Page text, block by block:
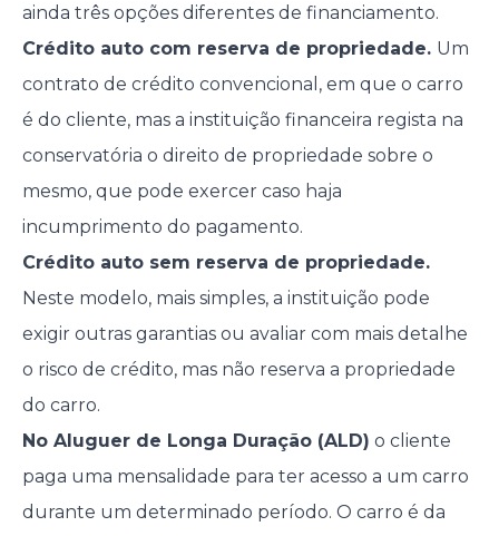
ainda três opções diferentes de financiamento.
Crédito auto com reserva de propriedade. Um
contrato de crédito convencional, em que o carro
é do cliente, mas a instituição financeira regista na
conservatória o direito de propriedade sobre o
mesmo, que pode exercer caso haja
incumprimento do pagamento.
Crédito auto sem reserva de propriedade.
Neste modelo, mais simples, a instituição pode
exigir outras garantias ou avaliar com mais detalhe
o risco de crédito, mas não reserva a propriedade
do carro.
No Aluguer de Longa Duração (ALD) o cliente
paga uma mensalidade para ter acesso a um carro
durante um determinado período. O carro é da